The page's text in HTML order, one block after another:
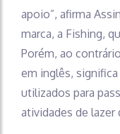
apoio”, afirma
marca, a Fishing,
Porém, ao
em inglês,
utilizados para
atividades de lazer